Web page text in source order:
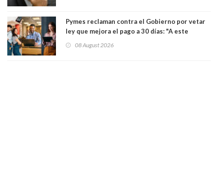
Pymes reclaman contra el Gobierno por vetar
ley que mejora el pago a 30 días: "A este
medianas empresas"
08 August 2026